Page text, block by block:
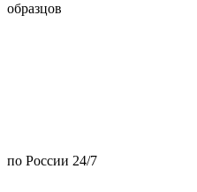
образцов
по России 24/7